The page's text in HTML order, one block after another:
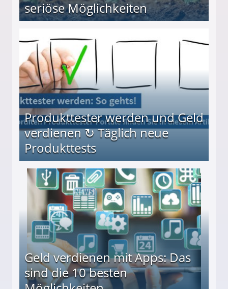
seriöse Möglichkeiten
Produkttester werden und Geld
verdienen ↻ Täglich neue
Produkttests
↻ Täglich neue Produkttests
Geld verdienen mit Apps: Das
sind die 10 besten